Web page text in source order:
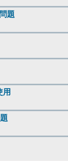
題
用